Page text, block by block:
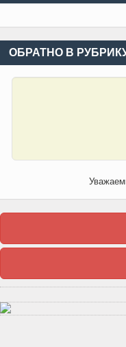
ОБРАТНО В